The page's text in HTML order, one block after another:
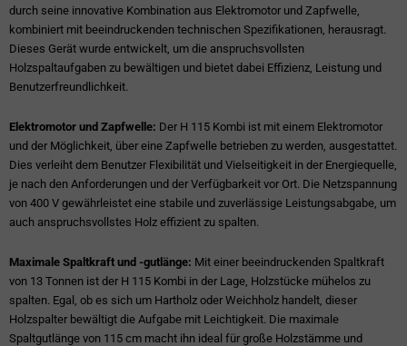
durch seine innovative Kombination aus Elektromotor und Zapfwelle,
kombiniert mit beeindruckenden technischen Spezifikationen, herausragt.
Dieses Gerät wurde entwickelt, um die anspruchsvollsten
Holzspaltaufgaben zu bewältigen und bietet dabei Effizienz, Leistung und
Benutzerfreundlichkeit.
Elektromotor und Zapfwelle: Der H 115 Kombi ist mit einem Elektromotor
und der Möglichkeit, über eine Zapfwelle betrieben zu werden, ausgestattet.
Dies verleiht dem Benutzer Flexibilität und Vielseitigkeit in der Energiequelle,
je nach den Anforderungen und der Verfügbarkeit vor Ort. Die Netzspannung
von 400 V gewährleistet eine stabile und zuverlässige Leistungsabgabe, um
auch anspruchsvollstes Holz effizient zu spalten.
Maximale Spaltkraft und -gutlänge: Mit einer beeindruckenden Spaltkraft
von 13 Tonnen ist der H 115 Kombi in der Lage, Holzstücke mühelos zu
spalten. Egal, ob es sich um Hartholz oder Weichholz handelt, dieser
Holzspalter bewältigt die Aufgabe mit Leichtigkeit. Die maximale
Spaltgutlänge von 115 cm macht ihn ideal für große Holzstämme und